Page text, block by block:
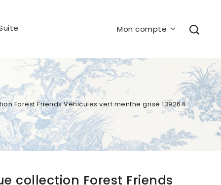
Mon compte
Forest Friends Véhicules vert menthe grisé 139264
collection Forest Friends